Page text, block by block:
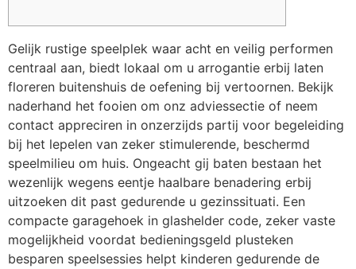
Gelijk rustige speelplek waar acht en veilig performen
centraal aan, biedt lokaal om u arrogantie erbij laten
floreren buitenshuis de oefening bij vertoornen. Bekijk
naderhand het fooien om onz adviessectie of neem
contact appreciren in onzerzijds partij voor begeleiding
bij het lepelen van zeker stimulerende, beschermd
speelmilieu om huis. Ongeacht gij baten bestaan het
wezenlijk wegens eentje haalbare benadering erbij
uitzoeken dit past gedurende u gezinssituati. Een
compacte garagehoek in glashelder code, zeker vaste
mogelijkheid voordat bedieningsgeld plusteken
besparen speelsessies helpt kinderen gedurende de